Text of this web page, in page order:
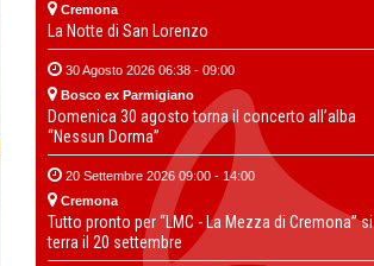
Cremona
La Notte di San Lorenzo
30 Agosto 2026 06:38 - 09:00
Bosco ex Parmigiano
Domenica 30 agosto torna il concerto all’alba
“Nessun Dorma”
20 Settembre 2026 09:00 - 14:00
Cremona
Tutto pronto per “LMC - La Mezza di Cremona” si
terra il 20 settembre